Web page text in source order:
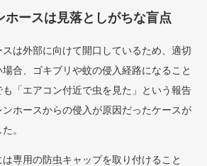
ホースは見落としがちな盲点
は外部に向けて開口しているため、適切
合、ゴキブリや蚊の侵入経路になること
「エアコン付近で虫を見た」という報告
ホースからの侵入が原因だったケースが
。
は専用の防虫キャップを取り付けること